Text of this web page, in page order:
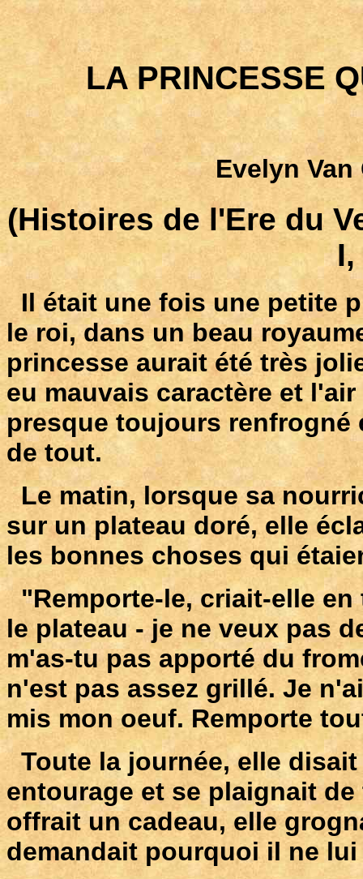
LA PRINCESSE
Evelyn Van
(Histoires de l'Ere du
I,
Il était une fois une petite
le roi, dans un beau
princesse aurait été très
eu mauvais caractère et
presque toujours renfrogné
de tout.
Le matin, lorsque sa
sur un plateau doré, elle
les bonnes choses qui
"Remporte-le, criait-elle en
le plateau - je ne veux pas
m'as-tu pas apporté du
n'est pas assez grillé. Je
mis mon oeuf. Remporte
Toute la journée, elle disait
entourage et se plaignait
offrait un cadeau, elle
demandait pourquoi il ne